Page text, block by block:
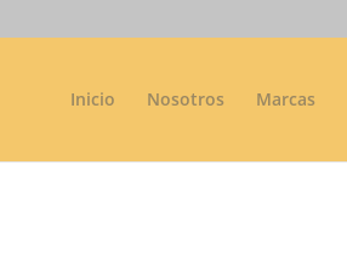
Inicio Nosotros Marcas